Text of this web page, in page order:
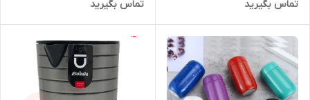
تماس بگیرید تماس بگیرید